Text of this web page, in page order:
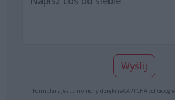
Wyślij
Formularz jest chroniony dzięki reCAPTCHA od Google: